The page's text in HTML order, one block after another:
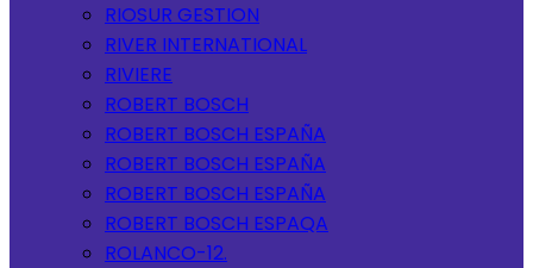
RIOSUR GESTION
RIVER INTERNATIONAL
RIVIERE
ROBERT BOSCH
ROBERT BOSCH ESPAÑA
ROBERT BOSCH ESPAÑA
ROBERT BOSCH ESPAÑA
ROBERT BOSCH ESPAQA
ROLANCO-12.